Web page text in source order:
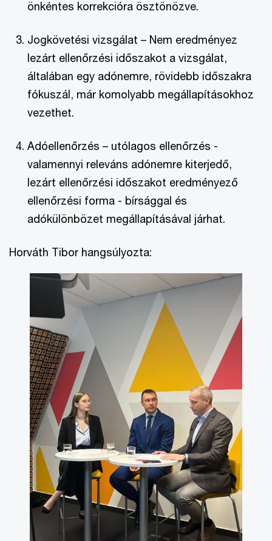
önkéntes korrekcióra ösztönözve.
Jogkövetési vizsgálat – Nem eredményez
lezárt ellenőrzési időszakot a vizsgálat,
általában egy adónemre, rövidebb időszakra
fókuszál, már komolyabb megállapításokhoz
vezethet.
Adóellenőrzés – utólagos ellenőrzés -
valamennyi releváns adónemre kiterjedő,
lezárt ellenőrzési időszakot eredményező
ellenőrzési forma - bírsággal és
adókülönbözet megállapításával járhat.
Horváth Tibor hangsúlyozta: